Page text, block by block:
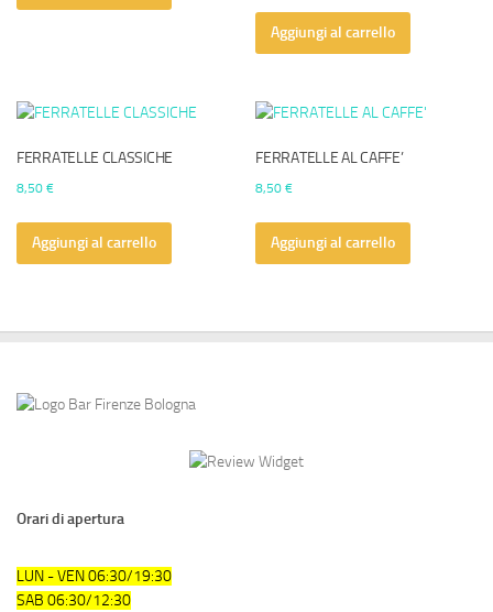
Aggiungi al carrello
FERRATELLE CLASSICHE
8,50 €
Aggiungi al carrello
FERRATELLE AL CAFFE’
8,50€
Aggiungi al carrello
Orari di apertura
LUN - VEN 06:30/19:30
SAB 06:30/12:30